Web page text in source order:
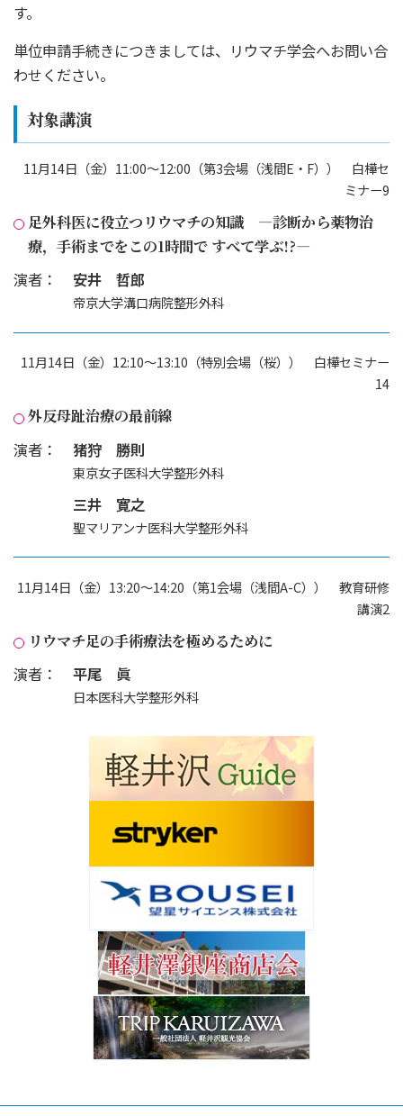
す。
単位申請手続きにつきましては、リウマチ学会へお問い合
わせください。
対象講演
11月14日（金）11:00～12:00（第3会場（浅間E・F）） 白樺セ
ミナー9
足外科医に役立つリウマチの知識 ―診断から薬物治
療，手術までをこの1時間で すべて学ぶ!?―
演者：
安井 哲郎
帝京大学溝口病院整形外科
11月14日（金）12:10～13:10（特別会場（桜）） 白樺セミナー
14
外反母趾治療の最前線
演者：
猪狩 勝則
東京女子医科大学整形外科
三井 寛之
聖マリアンナ医科大学整形外科
11月14日（金）13:20～14:20（第1会場（浅間A-C）） 教育研修
講演2
リウマチ足の手術療法を極めるために
演者：
平尾 眞
日本医科大学整形外科